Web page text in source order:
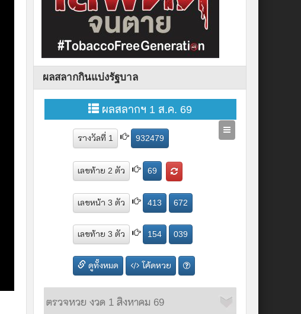
ผลสลากกินแบ่งรัฐบาล